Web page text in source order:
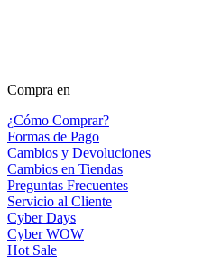
Compra en
¿Cómo Comprar?
Formas de Pago
Cambios y Devoluciones
Cambios en Tiendas
Preguntas Frecuentes
Servicio al Cliente
Cyber Days
Cyber WOW
Hot Sale